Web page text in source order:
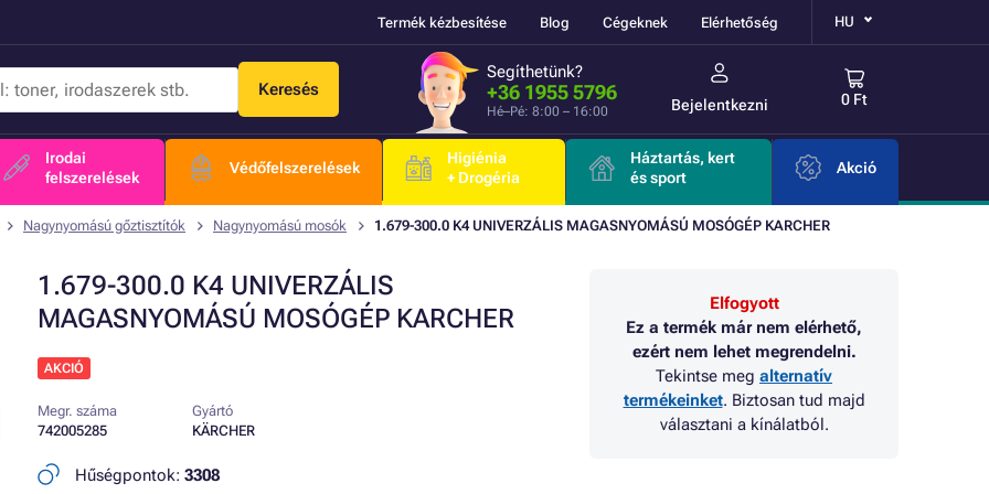
Termék kézbesítése Blog Cégeknek Elérhetőség HU
Keresés
Segíthetünk?
+36 1955 5796
Hé–Pé: 8:00 – 16:00 Bejelentkezni 0 Ft
Irodai
felszerelések
Védőfelszerelések
Higiénia
+ Drogéria
Háztartás, kert
és sport
Akció
Nagynyomású gőztisztítók Nagynyomású mosók 1.679-300.0 K4 UNIVERZÁLIS MAGASNYOMÁSÚ MOSÓGÉP KARCHER
1.679-300.0 K4 UNIVERZÁLIS
MAGASNYOMÁSÚ MOSÓGÉP KARCHER
AKCIÓ
Megr. száma
742005285
Gyártó
KÄRCHER
Hűségpontok: 3308
Elfogyott
Ez a termék már nem elérhető,
ezért nem lehet megrendelni.
Tekintse meg alternatív
termékeinket. Biztosan tud majd
választani a kínálatból.